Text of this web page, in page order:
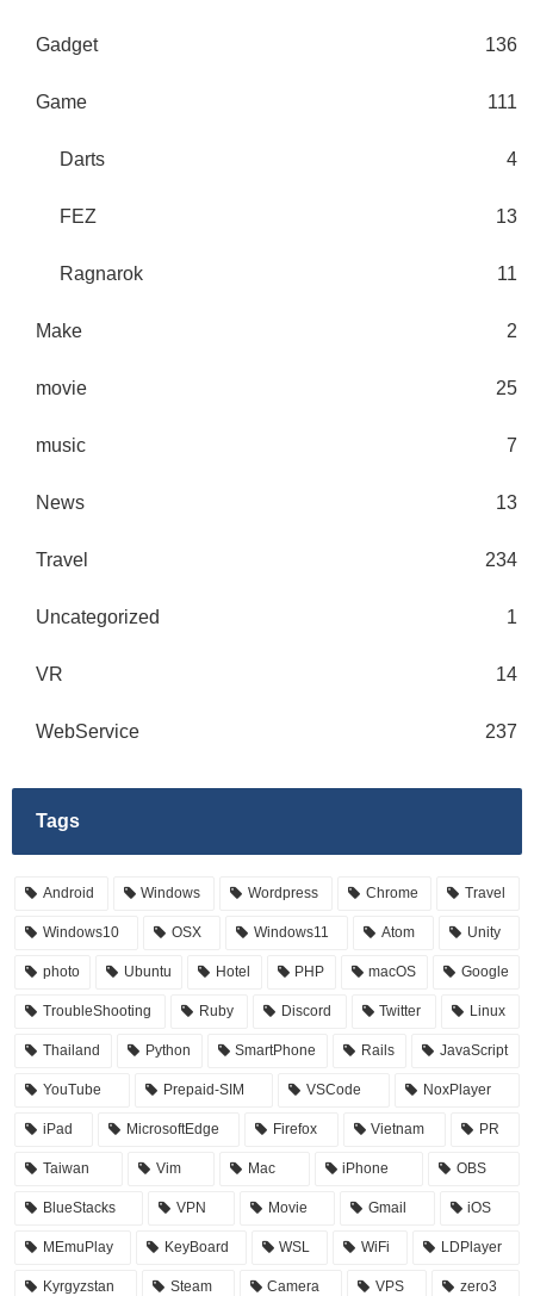
Gadget 136
Game 111
Darts 4
FEZ 13
Ragnarok 11
Make 2
movie 25
music 7
News 13
Travel 234
Uncategorized 1
VR 14
WebService 237
Tags
Android Windows Wordpress Chrome Travel
Windows10 OSX Windows11 Atom Unity
photo Ubuntu Hotel PHP macOS Google
TroubleShooting Ruby Discord Twitter Linux
Thailand Python SmartPhone Rails JavaScript
YouTube Prepaid-SIM VSCode NoxPlayer
iPad MicrosoftEdge Firefox Vietnam PR
Taiwan Vim Mac iPhone OBS
BlueStacks VPN Movie Gmail iOS
MEmuPlay KeyBoard WSL WiFi LDPlayer
Kyrgyzstan Steam Camera VPS zero3